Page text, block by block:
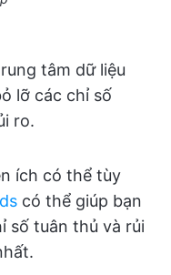
tâm dữ liệu
lỡ các chỉ số
ro.
ích có thể tùy
có thể giúp bạn
số tuân thủ và rủi